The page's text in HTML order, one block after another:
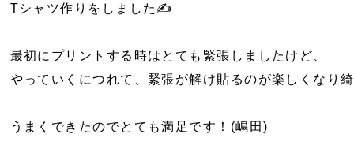
Tシャツ作りをしました✍
最初にプリントする時はとても緊張しましたけど、
やっていくにつれて、緊張が解け貼るのが楽しくなり
うまくできたのでとても満足です！(嶋田)